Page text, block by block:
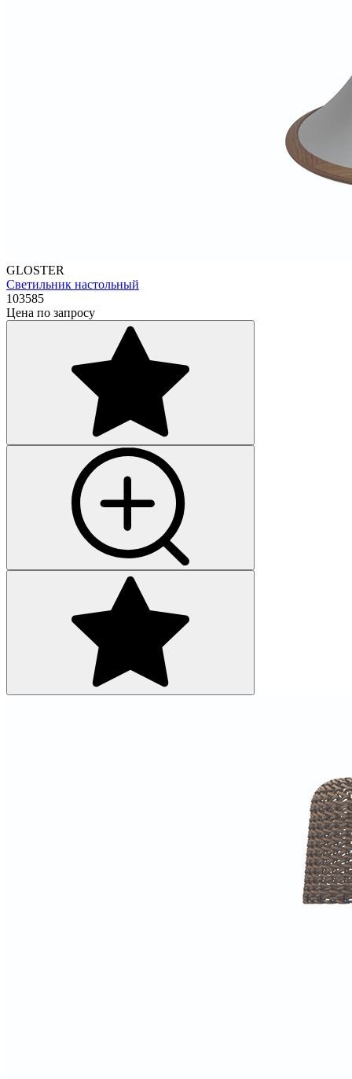
GLOSTER
Светильник настольный
103585
Цена по запросу